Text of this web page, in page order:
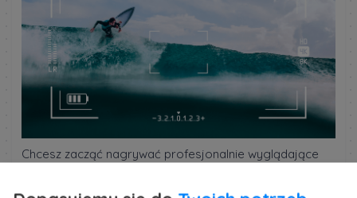
Chcesz zacząć nagrywać profesjonalnie wyglądające
promocyjne lub reklamę unikając wysokich kosztów?